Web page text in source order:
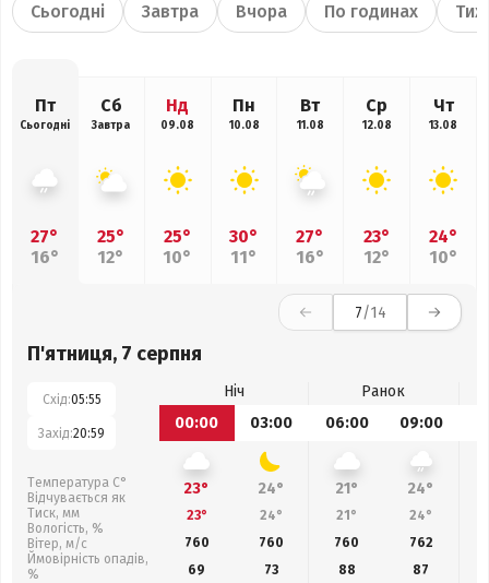
Сьогодні Завтра Вчора По годинах
Пт
Сьогодні
27°
16°
Сб
Завтра
25°
12°
Нд
09.08
25°
10°
Пн
10.08
30°
11°
Вт
11.08
27°
16°
Ср
12.08
23°
12°
Чт
13.08
24°
10°
7/14
П'ятниця, 7 серпня
Схід:05:55
Захід:20:59
Температура С°
Відчувається як
Тиск, мм
Вологість, %
Вітер, м/с
Ймовірність опадів,
%
Ніч
Ранок
00:00
03:00 06:00 09:00
23° 24° 21° 24°
23° 24° 21° 24°
760
760 760 762
69
73 88 87